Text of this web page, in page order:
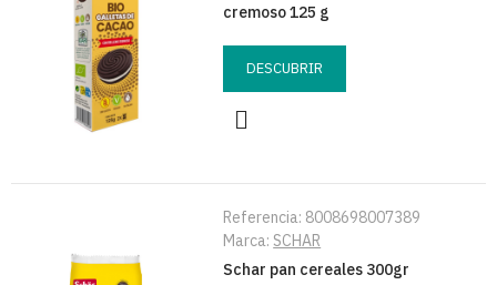
cremoso 125 g
DESCUBRIR
Referencia: 8008698007389
Marca: SCHAR
Schar pan cereales 300gr